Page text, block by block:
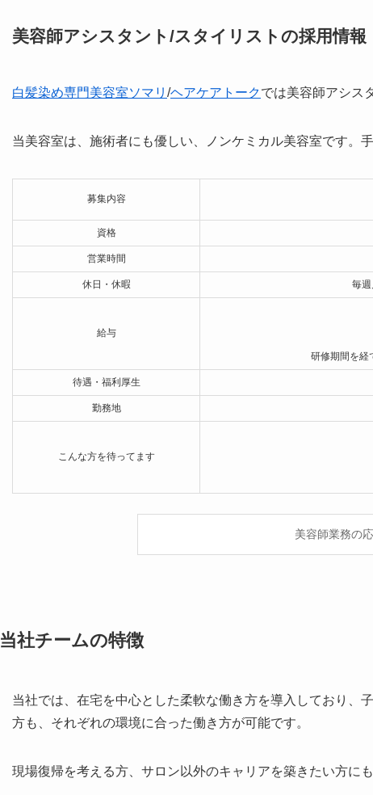
美容師アシスタント/スタイリストの採用情報
白髪染め専門美容室ソマリ /ヘアケアトークでは美容師アシス
当美容室は、施術者にも優しい、ノンケミカル美容室です。
募集内容
資格
営業時間
休日・休暇 毎週
給与
研修期間を経
待遇・福利厚生
勤務地
こんな方を待ってます
美容師業務の
当社チームの特徴
当社では、在宅を中心とした柔軟な働き方を導入しており、
方も、それぞれの環境に合った働き方が可能です。
現場復帰を考える方、サロン以外のキャリアを築きたい方にも